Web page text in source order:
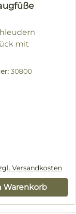
mit
30800
Versandkosten
Warenkorb